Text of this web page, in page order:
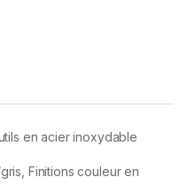
en acier inoxydable
Finitions couleur en